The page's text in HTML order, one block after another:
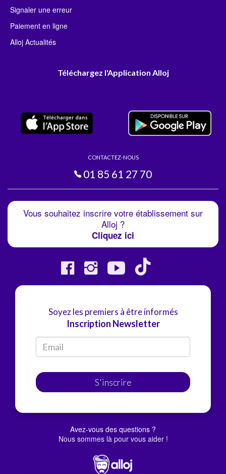
Signaler une erreur
Paiement en ligne
Alloj Actualités
Téléchargez l'Application Alloj
CONTACTEZ-NOUS
01 85 61 27 70
Vous souhaitez inscrire votre établissement sur
Alloj ?
Cliquez ici
Soyez les premiers à être informés
Inscription Newsletter
S'inscrire
Avez-vous des questions ?
Nous sommes là pour vous aider !